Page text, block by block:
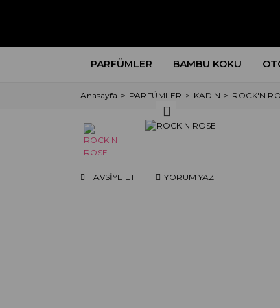
PARFÜMLER BAMBU KOKU
Anasayfa PARFÜMLER KADIN ROCK'N
TAVSİYE ET YORUM YAZ